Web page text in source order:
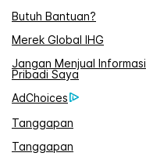
Butuh Bantuan?
Merek Global IHG
Jangan Menjual Informasi
Pribadi Saya
AdChoices
Tanggapan
Tanggapan